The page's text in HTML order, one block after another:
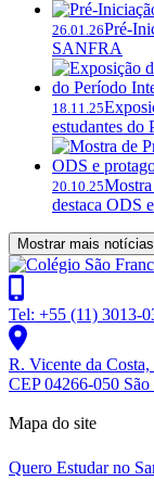
26.01.26Pré-
SANFRA
18.11.25
estudantes do
20.10.25
destaca ODS
Mostrar mais notícias
Tel: +55 (11) 3013-
R. Vicente da
CEP 04266-050 São
Mapa do site
Quero Estudar no